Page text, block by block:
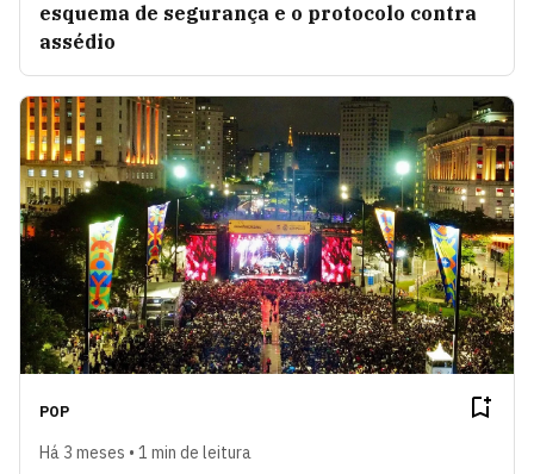
esquema de segurança e o protocolo contra
assédio
POP
Há 3 meses • 1 min de leitura